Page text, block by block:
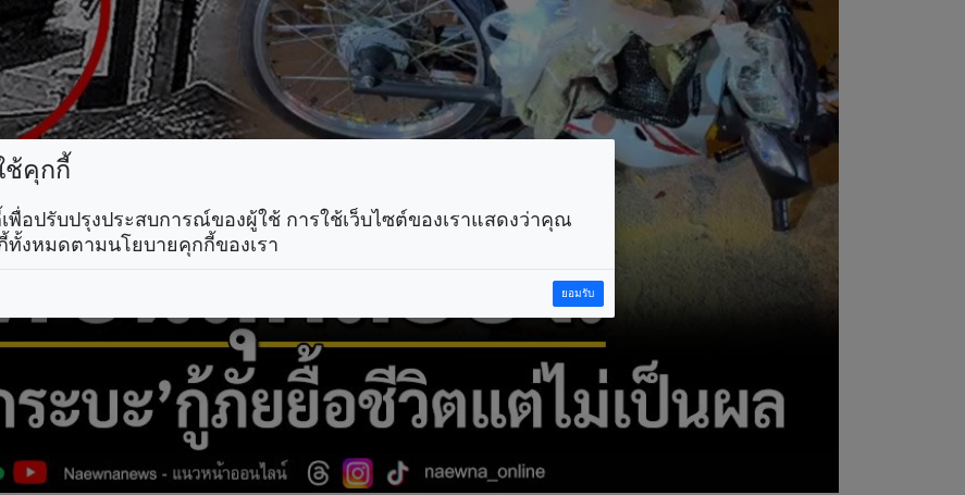
ช้คุกกี้
พื่อปรับปรุงประสบการณ์ของผู้ใช้ การใช้เว็บไซต์ของเราแสดงว่าคุณ
งหมดตามนโยบายคุกกี้ของเรา
ยอมรับ